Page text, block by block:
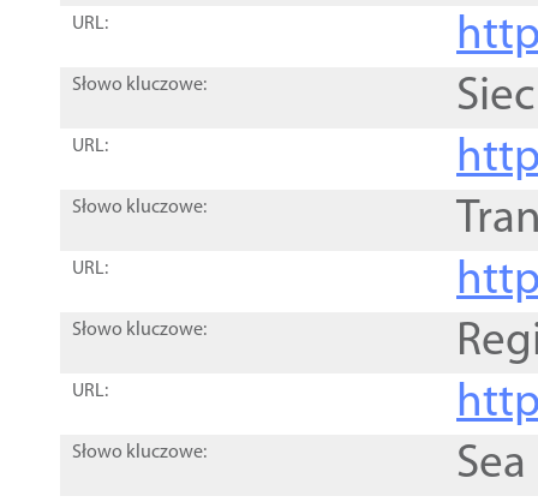
URL:
Słowo kluczowe:
URL:
Słowo kluczowe:
URL:
Słowo kluczowe:
URL:
Słowo kluczowe: